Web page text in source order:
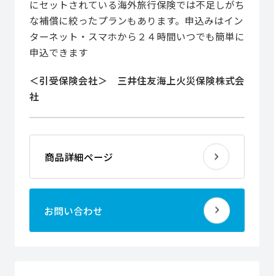
にセットされている海外旅行保険では不足しがち
な補償に絞ったプランもあります。申込みはイン
ターネット・スマホから２４時間いつでも簡単に
申込できます
＜引受保険会社＞ 三井住友海上火災保険株式会
社
商品詳細ページ
お問い合わせ